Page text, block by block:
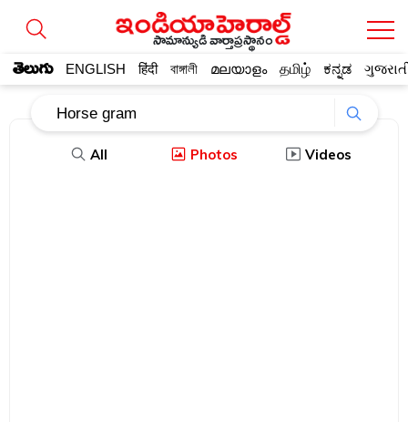
సామాన్యుడి వార్తాప్రస్థానం
తెలుగు ENGLISH हिंदी বাঙ্গালী മലയാളം தமிழ் ಕನ್ನಡ
All Photos Videos